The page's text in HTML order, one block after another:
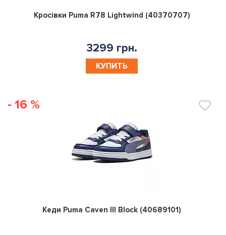
0
Кросівки Puma R78 Lightwind (40370707)
3299 грн.
КУПИТЬ
- 16 %
0
Кеди Puma Caven III Block (40689101)